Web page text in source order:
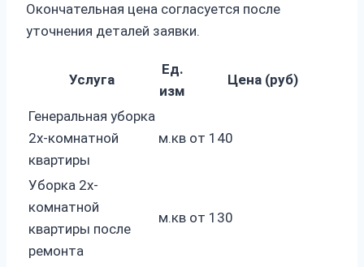
Окончательная цена согласуется после
уточнения деталей заявки.
Услуга
Ед.
изм
Цена (руб)
Генеральная уборка
2х-комнатной
квартиры
м.кв от 140
Уборка 2х-
комнатной
квартиры после
ремонта
м.кв от 130